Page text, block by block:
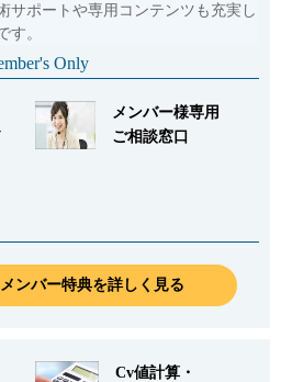
サポートや専用コンテンツも充実し
す。
Only
メンバー様専用
ご相談窓口
ンバー特典を詳しく見る
Cv値計算・